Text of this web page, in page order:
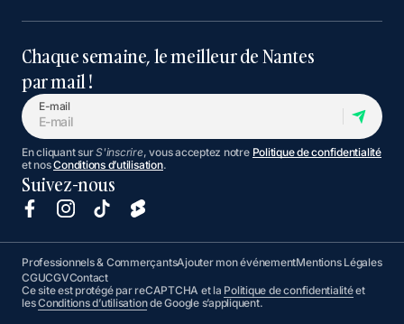
Chaque semaine, le meilleur de Nantes
par mail !
E-mail
En cliquant surS'inscrire, vous acceptez notre Politique de confidentialité
et nosConditions d’utilisation.
Suivez-nous
Professionnels & CommerçantsAjouter mon événementMentions Légales
CGUCGVContact
Ce site est protégé par reCAPTCHA et la Politique de confidentialitéet
lesConditions d’utilisationde Google s’appliquent.